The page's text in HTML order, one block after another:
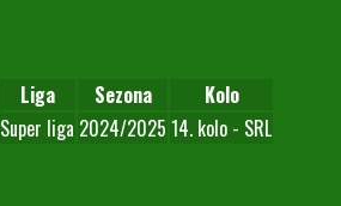
Liga Sezona
Kolo
Super liga 2024/2025 14. kolo - SRL